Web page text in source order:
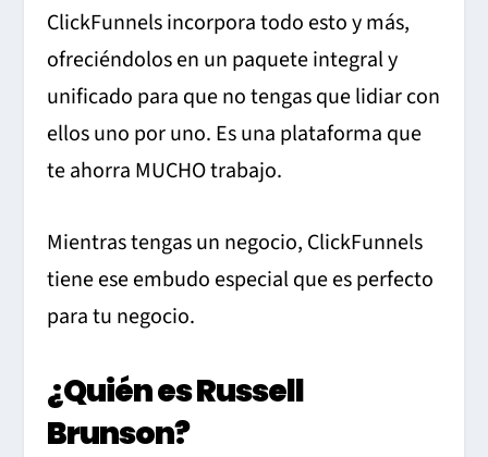
ClickFunnels incorpora todo esto y más,
ofreciéndolos en un paquete integral y
unificado para que no tengas que lidiar con
ellos uno por uno. Es una plataforma que
te ahorra MUCHO trabajo.
Mientras tengas un negocio, ClickFunnels
tiene ese embudo especial que es perfecto
para tu negocio.
¿Quién es Russell
Brunson?